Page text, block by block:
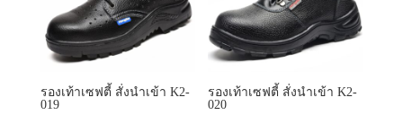
รองเท้าเซฟตี้ สั่งนำเข้า K2-
019
รองเท้าเซฟตี้ สั่งนำเข้า K2-
020